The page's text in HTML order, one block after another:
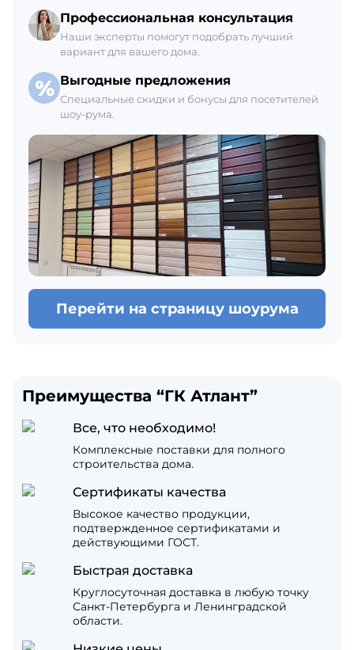
В наличии 98 шт.
Профессиональная консультация
Наши эксперты помогут подобрать лучший
вариант для вашего дома.
Выгодные предложения
Специальные скидки и бонусы для посетителей
шоу-рума.
Перейти на страницу шоурума
Преимущества “ГК Атлант”
Все, что необходимо!
Комплексные поставки для полного
строительства дома.
Сертификаты качества
Высокое качество продукции,
подтвержденное сертификатами и
действующими ГОСТ.
Быстрая доставка
Круглосуточная доставка в любую точку
Санкт-Петербурга и Ленинградской
области.